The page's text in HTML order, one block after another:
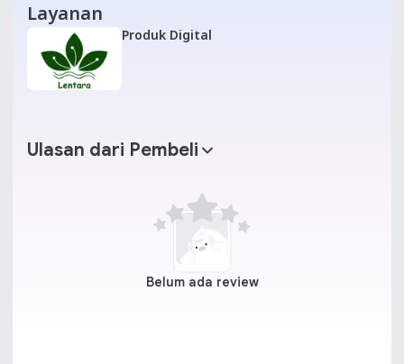
Layanan
Produk Digital
Ulasan dari Pembeli
Belum ada review